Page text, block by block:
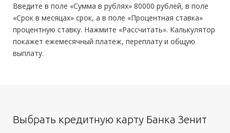
Введите в поле «Сумма в рублях» 80000 рублей, в поле
«Срок в месяцах» срок, а в поле «Процентная ставка»
процентную ставку. Нажмите «Рассчитать». Калькулятор
покажет ежемесячный платеж, переплату и общую
выплату.
Выбрать кредитную карту Банка Зенит